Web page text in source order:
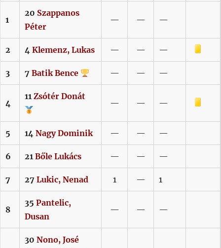
1
20 Szappanos
Péter
— — —
2 4 Klemenz, Lukas — — —
Sárga lap
3 7 Batik Bence — — —
4
11 Zsótér Donát
— — —
Sárga lap
5 14 Nagy Dominik — — —
6 21 Bőle Lukács — — —
7 27 Lukic, Nenad 1 — 1
8
35 Pantelic,
Dusan
— — —
30 Nono, José